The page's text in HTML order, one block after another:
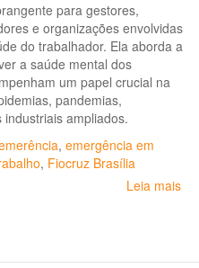
para gestores,
e organizações envolvidas
do trabalhador. Ela aborda a
a saúde mental dos
um papel crucial na
pandemias,
ampliados.
, emergência em
, Fiocruz Brasília
Leia mais